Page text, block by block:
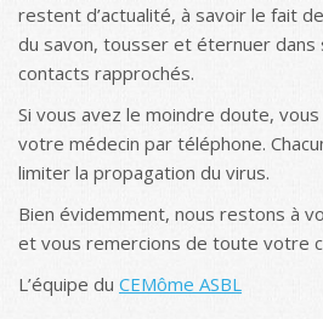
restent d’actualité, à savoir le fait
du savon, tousser et éternuer
contacts rapprochés.
Si vous avez le moindre doute,
votre médecin par téléphone.
limiter la propagation du virus.
Bien évidemment, nous restons à
et vous remercions de toute votre
L’équipe du CEMôme ASBL